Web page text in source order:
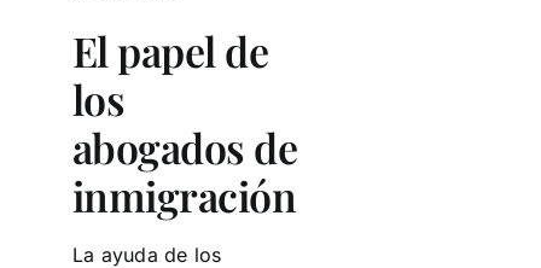
El papel de
los
abogados de
inmigración
La ayuda de los